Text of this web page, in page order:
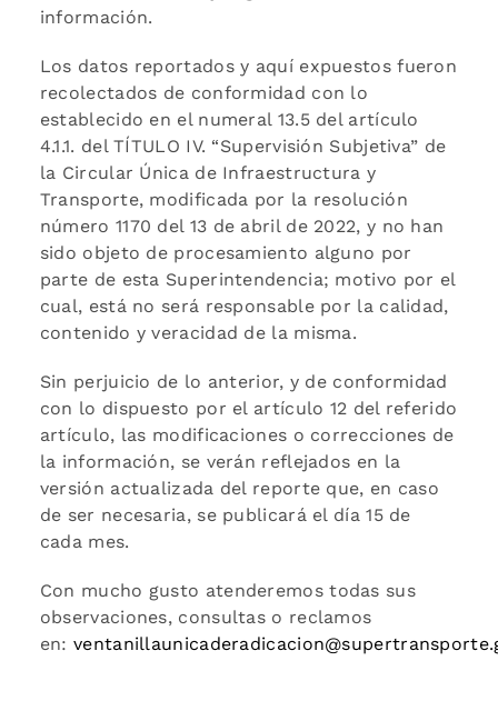
información.
Los datos reportados y aquí expuestos fueron
recolectados de conformidad con lo
establecido en el numeral 13.5 del artículo
4.1.1. del TÍTULO IV. “Supervisión Subjetiva” de
la Circular Única de Infraestructura y
Transporte, modificada por la resolución
número 1170 del 13 de abril de 2022, y no han
sido objeto de procesamiento alguno por
parte de esta Superintendencia; motivo por el
cual, está no será responsable por la calidad,
contenido y veracidad de la misma.
Sin perjuicio de lo anterior, y de conformidad
con lo dispuesto por el artículo 12 del referido
artículo, las modificaciones o correcciones de
la información, se verán reflejados en la
versión actualizada del reporte que, en caso
de ser necesaria, se publicará el día 15 de
cada mes.
Con mucho gusto atenderemos todas sus
observaciones, consultas o reclamos
en: